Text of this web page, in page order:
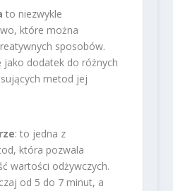
to niezwykle
które można
sposobów.
jako dodatek do różnych
metod jej
: to jedna z
która pozwala
wartości odżywczych.
od 5 do 7 minut, a